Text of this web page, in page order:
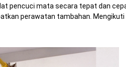
pencuci mata secara tepat dan
perawatan tambahan.